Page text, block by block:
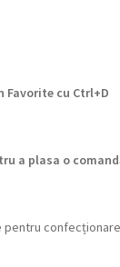
Favorite cu Ctrl+D
a plasa o
pentru